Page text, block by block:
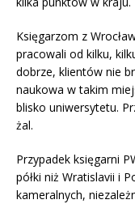
Księgarzom z
pracowali od kilku,
dobrze, klientów nie
naukowa w takim
blisko uniwersytetu.
żal.
Przypadek księgarni
półki niż Wratislavii i
kameralnych,